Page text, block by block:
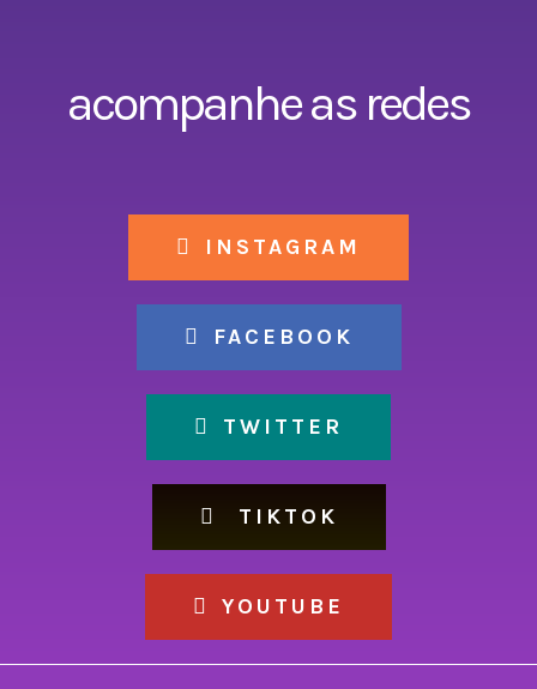
acompanhe as redes
INSTAGRAM
FACEBOOK
TWITTER
TIKTOK
YOUTUBE